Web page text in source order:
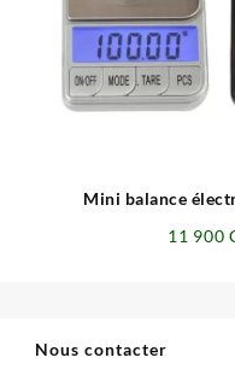
Mini balance
11 900
Nous contacter